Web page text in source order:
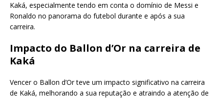
Kaká, especialmente tendo em conta o domínio de Messi e
Ronaldo no panorama do futebol durante e após a sua
carreira.
Impacto do Ballon d’Or na carreira de
Kaká
Vencer o Ballon d’Or teve um impacto significativo na carreira
de Kaká, melhorando a sua reputação e atraindo a atenção de